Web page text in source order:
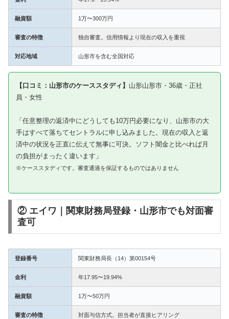
融資額 1万〜300万円
審査の特徴 独自審査。信用情報より現在の収入を重視
対応地域 山形市を含む全国対応
【口コミ：山形市のケーススタディ】 山形山形市・36歳・正社
員・女性
「任意整理の返済中にどうしても10万円必要になり、山形市の大
手はすべて落ちてセントラルに申し込みました。現在の収入と返
済中の状況を正直に伝えて無事に可決。ソフト闇金と比べれば月
の負担がまったく違います」
※ケーススタディです。審査通過を保証するものではありません
② エイワ｜関東財務局登録・山形市でも対面審
査可
登録番号 関東財務局長（14）第00154号
金利 年17.95〜19.94%
融資額 1万〜50万円
審査の特徴 対面与信方式。担当者が直接ヒアリング